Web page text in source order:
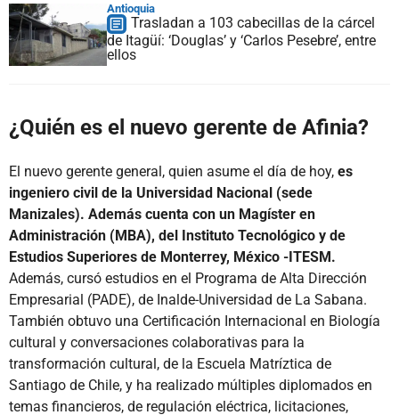
Antioquia
Trasladan a 103 cabecillas de la cárcel
de Itagüí: ‘Douglas’ y ‘Carlos Pesebre’, entre
ellos
¿Quién es el nuevo gerente de Afinia?
El nuevo gerente general, quien asume el día de hoy, es
ingeniero civil de la Universidad Nacional (sede
Manizales). Además cuenta con un Magíster en
Administración (MBA), del Instituto Tecnológico y de
Estudios Superiores de Monterrey, México -ITESM.
Además, cursó estudios en el Programa de Alta Dirección
Empresarial (PADE), de Inalde-Universidad de La Sabana.
También obtuvo una Certificación Internacional en Biología
cultural y conversaciones colaborativas para la
transformación cultural, de la Escuela Matríztica de
Santiago de Chile, y ha realizado múltiples diplomados en
temas financieros, de regulación eléctrica, licitaciones,